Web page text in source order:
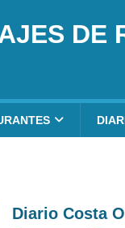
DE
Diario Costa